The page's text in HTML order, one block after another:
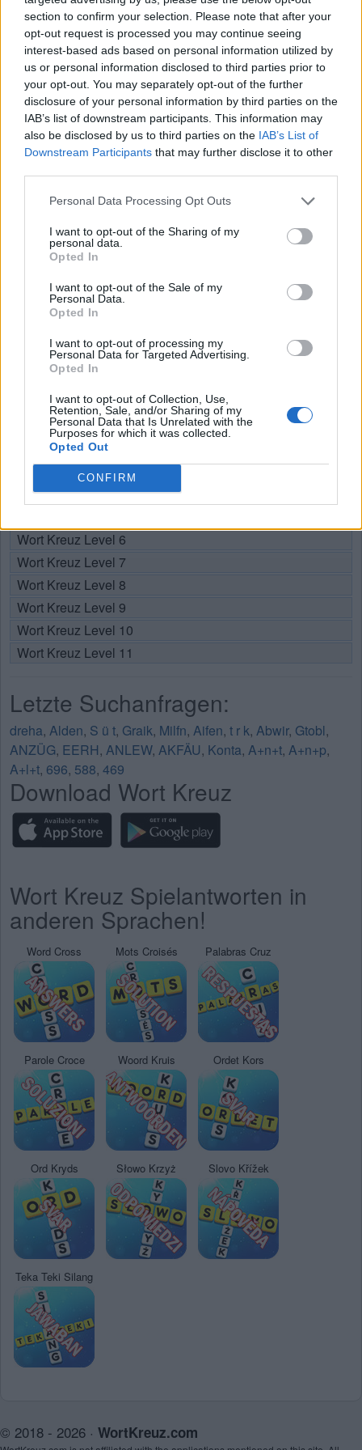
section to confirm your selection. Please note that after your
opt-out request is processed you may continue seeing
interest-based ads based on personal information utilized by
us or personal information disclosed to third parties prior to
your opt-out. You may separately opt-out of the further
disclosure of your personal information by third parties on the
IAB’s list of downstream participants. This information may
also be disclosed by us to third parties on the IAB’s List of
Downstream Participants that may further disclose it to other
Personal Data Processing Opt Outs
I want to opt-out of the Sharing of my
personal data.
Opted In
I want to opt-out of the Sale of my
Personal Data.
Opted In
I want to opt-out of processing my
Personal Data for Targeted Advertising.
Opted In
I want to opt-out of Collection, Use,
Retention, Sale, and/or Sharing of my
Personal Data that Is Unrelated with the
Purposes for which it was collected.
Opted Out
CONFIRM
mit Ihrer Freundesliste, mehr Spieler bedeutet mehr Umsatz
für den Entwickler, also helfen Sie ihm zu wachsen.
Suche nach Buchstaben.
Geben Sie alle Buchstaben
des Puzzles ein:
Suche
nach
Buchstaben.
Puzzles
Wählen Sie Ihr Puzzle aus:
Puzzle nicht gefunden.
Hier können Sie nach Ihrer Antwort anhand der
Levelnummer suchen, aber wir empfehlen Ihnen, die Suche
nach Buchstaben zu verwenden.
Wählen Sie Ihr Level:
Wort Kreuz Level 1
Wort Kreuz Level 2
Wort Kreuz Level 3
Wort Kreuz Level 4
Wort Kreuz Level 6
Wort Kreuz Level 7
Wort Kreuz Level 8
Wort Kreuz Level 9
Wort Kreuz Level 10
Wort Kreuz Level 11
Letzte Suchanfragen:
dreha, Alden, S ü t, Graik, Milfn, Aifen, t r k, Abwir, Gtobl,
ANZÜG, EERH, ANLEW, AKFÄU, Konta, A+n+t, A+n+p,
A+l+t, 696, 588, 469
Download Wort Kreuz
Wort Kreuz Spielantworten in
anderen Sprachen!
Word Cross Mots Croisés Palabras Cruz
Parole Croce Woord Kruis Ordet Kors
Ord Kryds Słowo Krzyż Slovo Křížek
Teka Teki Silang
© 2018 - 2026 · WortKreuz.com